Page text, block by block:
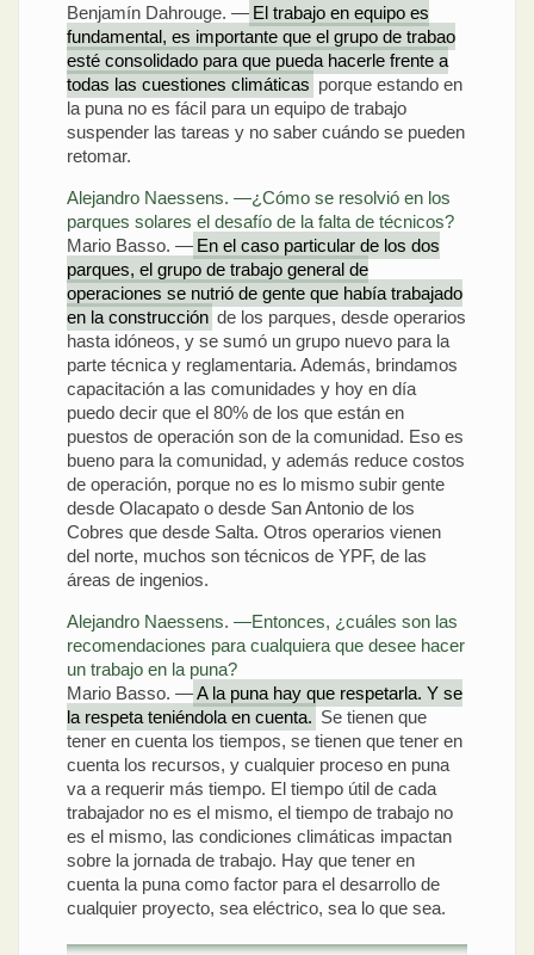
Benjamín Dahrouge. — El trabajo en equipo es
fundamental, es importante que el grupo de trabao
esté consolidado para que pueda hacerle frente a
todas las cuestiones climáticas porque estando en
la puna no es fácil para un equipo de trabajo
suspender las tareas y no saber cuándo se pueden
retomar.
Alejandro Naessens. —¿Cómo se resolvió en los
parques solares el desafío de la falta de técnicos?
Mario Basso. — En el caso particular de los dos
parques, el grupo de trabajo general de
operaciones se nutrió de gente que había trabajado
en la construcción de los parques, desde operarios
hasta idóneos, y se sumó un grupo nuevo para la
parte técnica y reglamentaria. Además, brindamos
capacitación a las comunidades y hoy en día
puedo decir que el 80% de los que están en
puestos de operación son de la comunidad. Eso es
bueno para la comunidad, y además reduce costos
de operación, porque no es lo mismo subir gente
desde Olacapato o desde San Antonio de los
Cobres que desde Salta. Otros operarios vienen
del norte, muchos son técnicos de YPF, de las
áreas de ingenios.
Alejandro Naessens. —Entonces, ¿cuáles son las
recomendaciones para cualquiera que desee hacer
un trabajo en la puna?
Mario Basso. —A la puna hay que respetarla. Y se
la respeta teniéndola en cuenta. Se tienen que
tener en cuenta los tiempos, se tienen que tener en
cuenta los recursos, y cualquier proceso en puna
va a requerir más tiempo. El tiempo útil de cada
trabajador no es el mismo, el tiempo de trabajo no
es el mismo, las condiciones climáticas impactan
sobre la jornada de trabajo. Hay que tener en
cuenta la puna como factor para el desarrollo de
cualquier proyecto, sea eléctrico, sea lo que sea.